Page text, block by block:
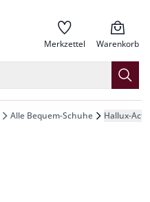
Merkzettel Warenkorb
Alle Bequem-Schuhe Hallux-